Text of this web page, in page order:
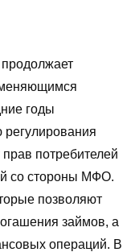
годы
регулирования
потребителей
со стороны МФО.
позволяют
займов, а
операций. В